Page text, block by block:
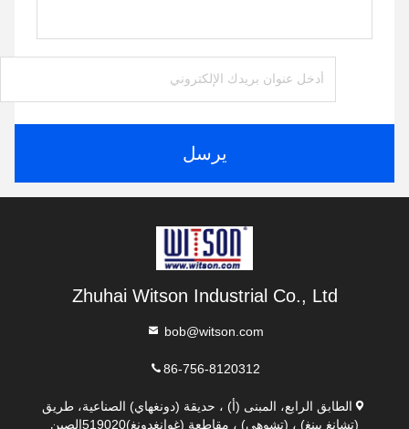
يرسل
Zhuhai Witson Industrial Co., Ltd
bob@witson.com
86-756-8120312
الطابق الرابع، المبنى (أ) ، حديقة (دونغهاي) الصناعية، طريق
(تشانغ بينغ) ، (تشوهي) ، مقاطعة (غوانغدونغ)519020الصين